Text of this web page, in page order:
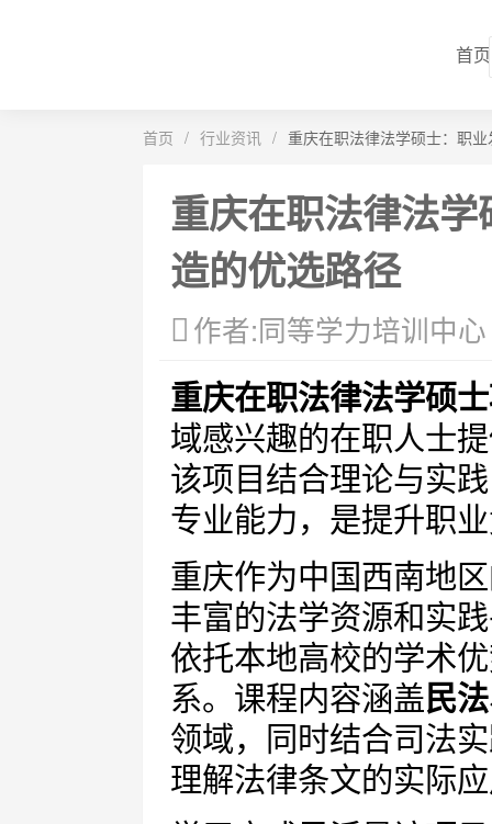
首页
首页 / 行业资讯 / 重庆在职法律法学硕士：职
重庆在职法律法
造的优选路径
作者:同等学力培训中心
重庆在职法律法学硕
域感兴趣的在职人士
该项目结合理论与实
专业能力，是提升职
重庆作为中国西南地
丰富的法学资源和实
依托本地高校的学术
系。课程内容涵盖 民
领域，同时结合司法
理解法律条文的实际